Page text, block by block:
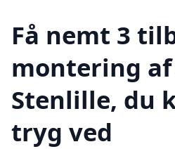
Få nemt 3
montering
Stenlille, du
tryg ved